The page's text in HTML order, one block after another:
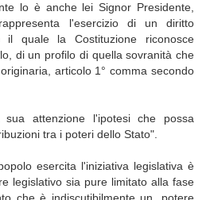
lo è anche lei Signor Presidente,
l'esercizio di un diritto
il quale la Costituzione riconosce
di un profilo di quella sovranità che
articolo 1° comma secondo
sua attenzione l'ipotesi che possa
tra i poteri dello Stato".
esercita l'iniziativa legislativa è
legislativo sia pure limitato alla fase